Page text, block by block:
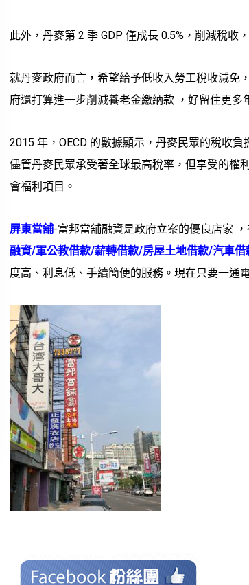
此外，丹麥第 2 季 GDP 僅成長 0.5%，削減稅收
就丹麥政府而言，希望給予低收入勞工稅收減免
府還打算進一步削減養老金繳納款 ，好留住更多
2015 年，OECD 的數據顯示，丹麥民眾的稅收
儘管丹麥民眾承受著全球最高稅率，但享受的權
會福利項目。
屏東當舖-富邦當舖融資是政府立案的優良店家
融資/軍公教借款/薪轉借款/房屋土地借款/汽車
度高、利息低、手續簡便的服務。現在只要一通